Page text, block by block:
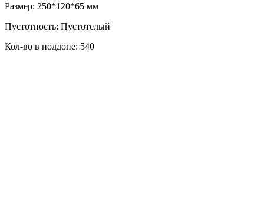
Размер: 250*120*65 мм
Пустотность: Пустотелый
Кол-во в поддоне: 540